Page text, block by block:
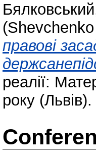
правові
реалії:
року